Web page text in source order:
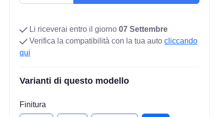
Li riceverai entro il giorno07 Settembre
Verifica la compatibilità con la tua autocliccando
qui
Varianti di questo modello
Finitura